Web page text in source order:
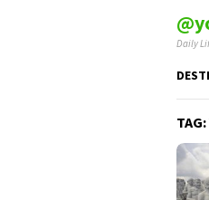
Daily
TAG: